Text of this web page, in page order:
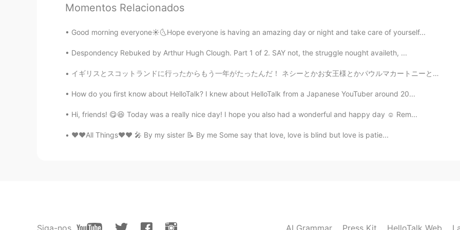
Momentos Relacionados
Good morning everyone☀️🌜Hope everyone is having an amazing day or night and take care of yourself...
Despondency Rebuked by Arthur Hugh Clough. Part 1 of 2. SAY not, the struggle nought availeth, ...
イギリスとスコットランドに行ったからもう一年がたったんだ！ ネシーとかお女王様とかパウルマカートニーとかハリーポッターを見なかったのに本当に充実していた。笑 彼らがよく歩いたのと同じ道を歩くこと...
How do you first know about HelloTalk? I knew about HelloTalk from a Japanese YouTuber around 20...
Hi, friends! 😋😆 Today was a really nice day! I hope you also had a wonderful and happy day ☺️ Rem...
❤️❤️All Things❤️❤️ 🎤 By my sister 📝 By me Some say that love, love is blind but love is patie...
Siga-nos AI Grammar Press Kit HelloTalk Web